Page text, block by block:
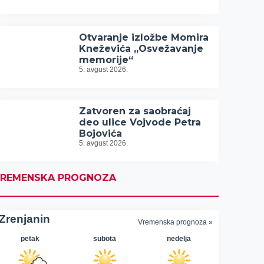
Otvaranje izložbe Momira
Kneževića „Osvežavanje
memorije“
5. avgust 2026.
Zatvoren za saobraćaj
deo ulice Vojvode Petra
Bojovića
5. avgust 2026.
PROGNOZA